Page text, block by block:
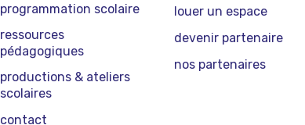
programmation scolaire
ressources
pédagogiques
productions & ateliers
scolaires
contact
louer un espace
devenir partenaire
nos partenaires